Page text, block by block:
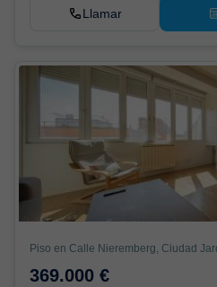
Llamar
Piso en Calle Nieremberg, Ciudad
369.000 €